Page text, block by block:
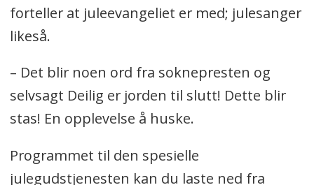
forteller at juleevangeliet er med; julesanger
likeså.
– Det blir noen ord fra soknepresten og
selvsagt Deilig er jorden til slutt! Dette blir
stas! En opplevelse å huske.
Programmet til den spesielle
julegudstjenesten kan du laste ned fra